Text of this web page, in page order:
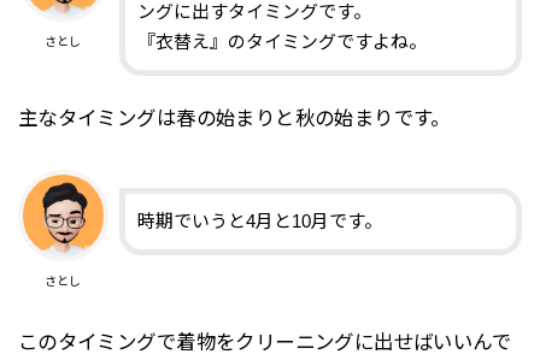
さとし
ングに出すタイミングです。
『衣替え』のタイミングですよね。
主なタイミングは春の始まりと秋の始まりです。
さとし
時期でいうと4月と10月です。
このタイミングで着物をクリーニングに出せばいいんで